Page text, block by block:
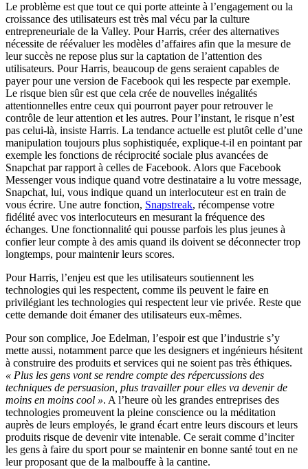
Le problème est que tout ce qui porte atteinte à l’engagement ou la
croissance des utilisateurs est très mal vécu par la culture
entrepreneuriale de la Valley. Pour Harris, créer des alternatives
nécessite de réévaluer les modèles d’affaires afin que la mesure de
leur succès ne repose plus sur la captation de l’attention des
utilisateurs. Pour Harris, beaucoup de gens seraient capables de
payer pour une version de Facebook qui les respecte par exemple.
Le risque bien sûr est que cela crée de nouvelles inégalités
attentionnelles entre ceux qui pourront payer pour retrouver le
contrôle de leur attention et les autres. Pour l’instant, le risque n’est
pas celui-là, insiste Harris. La tendance actuelle est plutôt celle d’une
manipulation toujours plus sophistiquée, explique-t-il en pointant par
exemple les fonctions de réciprocité sociale plus avancées de
Snapchat par rapport à celles de Facebook. Alors que Facebook
Messenger vous indique quand votre destinataire a lu votre message,
Snapchat, lui, vous indique quand un interlocuteur est en train de
vous écrire. Une autre fonction, Snapstreak, récompense votre
fidélité avec vos interlocuteurs en mesurant la fréquence des
échanges. Une fonctionnalité qui pousse parfois les plus jeunes à
confier leur compte à des amis quand ils doivent se déconnecter trop
longtemps, pour maintenir leurs scores.
Pour Harris, l’enjeu est que les utilisateurs soutiennent les
technologies qui les respectent, comme ils peuvent le faire en
privilégiant les technologies qui respectent leur vie privée. Reste que
cette demande doit émaner des utilisateurs eux-mêmes.
Pour son complice, Joe Edelman, l’espoir est que l’industrie s’y
mette aussi, notamment parce que les designers et ingénieurs hésitent
à construire des produits et services qui ne soient pas très éthiques.
« Plus les gens vont se rendre compte des répercussions des
techniques de persuasion, plus travailler pour elles va devenir de
moins en moins cool ». A l’heure où les grandes entreprises des
technologies promeuvent la pleine conscience ou la méditation
auprès de leurs employés, le grand écart entre leurs discours et leurs
produits risque de devenir vite intenable. Ce serait comme d’inciter
les gens à faire du sport pour se maintenir en bonne santé tout en ne
leur proposant que de la malbouffe à la cantine.